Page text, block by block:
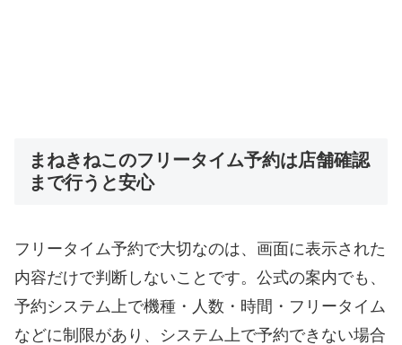
まねきねこのフリータイム予約は店舗確認
まで行うと安心
フリータイム予約で大切なのは、画面に表示された
内容だけで判断しないことです。公式の案内でも、
予約システム上で機種・人数・時間・フリータイム
などに制限があり、システム上で予約できない場合